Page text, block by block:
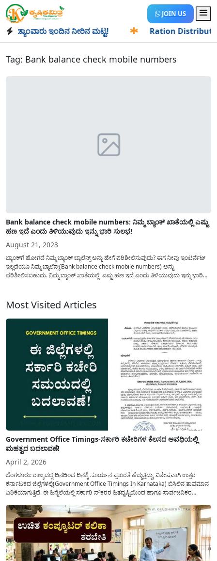
JOIN US
ಇಂದಿನ ನೀರಿನ ಮಟ್ಟ! Ration Distribution-
Tag: Bank balance check mobile numbers
Bank balance check mobile numbers: ನಿಮ್ಮ ಬ್ಯಾಂಕ್ ಖಾತೆಯಲ್ಲಿ ಎಷ್ಟು
ಹಣ ಇದೆ ಎಂದು ತಿಳಿಯುವುದು ಇನ್ನು ಭಾರಿ ಸುಲಭ!
August 21, 2023
ಬ್ಯಾಂಕ್‌ಗೆ ಹೋಗದೆ ನಿಮ್ಮ ಬ್ಯಾಂಕ್ ಬ್ಯಾಲೆನ್ಸ್ ಅನ್ನು ಹೇಗೆ ಪರಿಶೀಲಿಸುವುದು? ಈಗ ನೀವು ಇಂಟರ್ನೆಟ್
ಇಲ್ಲದೆಯೂ ನಿಮ್ಮ ಬ್ಯಾಲೆನ್ಸ್(Bank balance check mobile numbers) ಅನ್ನು
ಪರಿಶೀಲಿಸಬಹುದು. ನಿಮ್ಮ ಬ್ಯಾಂಕ್ ಖಾತೆಯಲ್ಲಿ ಎಷ್ಟು ಹಣ ಇದೆ ಎಂದು ತಿಳಿಯುವುದು ಇನ್ನು ಭಾರಿ
Most Visited Articles
Government Office Timings-ಸರ್ಕಾರಿ ಕಚೇರಿಗಳ ಕೆಲಸದ ಅವಧಿಯಲ್ಲಿ
ಮಹತ್ವದ ಬದಲಾವಣೆ!
April 2, 2026
ಬೆಂಗಳೂರು: ರಾಜ್ಯದಲ್ಲಿ ದಿನದಿಂದ ದಿನಕ್ಕೆ ಸೂರ್ಯನ ಪ್ರಖರತೆ ಹೆಚ್ಚುತ್ತಿದ್ದು, ವಿಶೇಷವಾಗಿ ಉತ್ತರ
ಕರ್ನಾಟಕದ ಜಿಲ್ಲೆಗಳಲ್ಲಿ(Government Office Timings In Karnataka) ಬಿಸಿಲಿನ ತಾಪಮಾನ
ಏರಿಕೆಯಾಗುತ್ತಿದೆ. ಈ ಹಿನ್ನೆಲೆಯಲ್ಲಿ ಸರ್ಕಾರಿ ನೌಕರರ ಹಿತದೃಷ್ಟಿಯಿಂದ ಹಾಗೂ ಸಾರ್ವಜನಿಕರ
ಮತ್ತು ಕಲ್ಯಾಣ ಕರ್ನಾಟಕದ ಒಟ್ಟು 9 ಜಿಲ್ಲೆಗಳಲ್ಲಿ ಏಪ್ರಿಲ್...